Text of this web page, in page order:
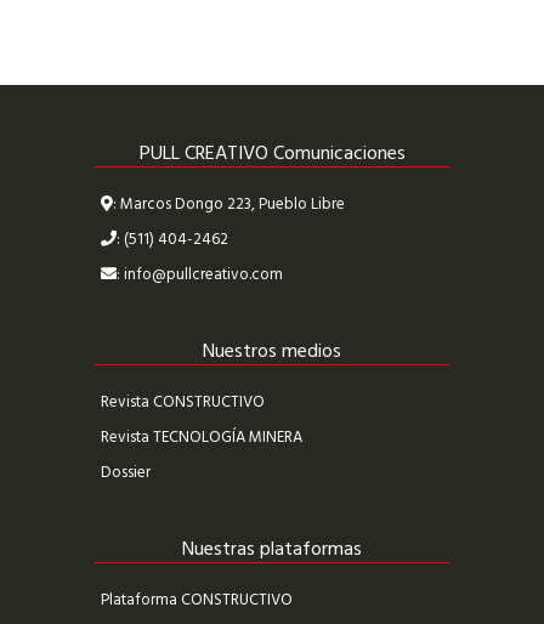
PULL CREATIVO Comunicaciones
: Marcos Dongo 223, Pueblo Libre
: (511) 404-2462
:info@pullcreativo.com
Nuestros medios
Revista CONSTRUCTIVO
Revista TECNOLOGÍA MINERA
Dossier
Nuestras plataformas
Plataforma CONSTRUCTIVO